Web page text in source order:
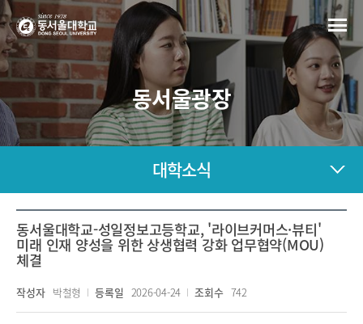
동서울광장
대학소식
동서울대학교-성일정보고등학교, '라이브커머스·뷰티'
미래 인재 양성을 위한 상생협력 강화 업무협약(MOU)
체결
작성자 박철형 등록일 2026-04-24 조회수 742